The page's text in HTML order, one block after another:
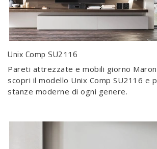
Unix Comp SU2116
Pareti attrezzate e mobili giorno
scopri il modello Unix Comp SU2116 e
stanze moderne di ogni genere.